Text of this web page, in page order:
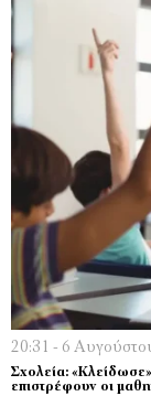
20:31 - 6
Σχολεία:
επιστρέφουν οι